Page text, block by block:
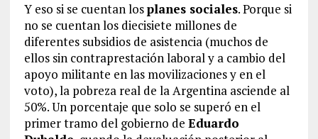
Y eso si se cuentan losplanes sociales. Porque si
no se cuentan los diecisiete millones de
diferentes subsidios de asistencia (muchos de
ellos sin contraprestación laboral y a cambio del
apoyo militante en las movilizaciones y en el
voto), la pobreza real de la Argentina asciende al
50%. Un porcentaje que solo se superó en el
primer tramo del gobierno de Eduardo